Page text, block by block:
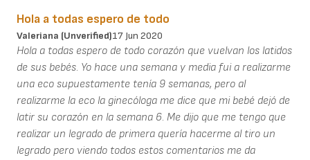
Hola a todas espero de todo
Valeriana (unverified)17 Jun 2020
Hola a todas espero de todo corazón que vuelvan los latidos
de sus bebés. Yo hace una semana y media fui a realizarme
una eco supuestamente tenía 9 semanas, pero al
realizarme la eco la ginecóloga me dice que mi bebé dejó de
latir su corazón en la semana 6. Me dijo que me tengo que
realizar un legrado de primera quería hacerme al tiro un
legrado pero viendo todos estos comentarios me da